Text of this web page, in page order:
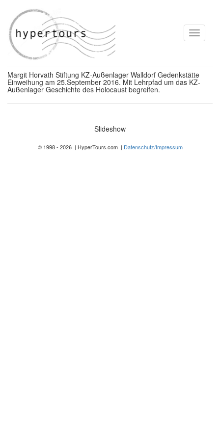
Toggle
Margit Horvath Stiftung KZ-Außenlager Walldorf Gedenkstätte
Einweihung am 25.September 2016. Mit Lehrpfad um das KZ-
Außenlager Geschichte des Holocaust begreifen.
Slideshow
© 1998 - 2026 | HyperTours.com | Datenschutz/Impressum